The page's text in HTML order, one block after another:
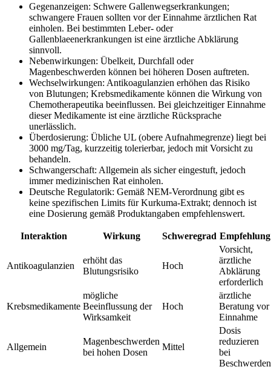
Gegenanzeigen: Schwere Gallenwegserkrankungen;
schwangere Frauen sollten vor der Einnahme ärztlichen Rat
einholen. Bei bestimmten Leber- oder
Gallenblaeenerkrankungen ist eine ärztliche Abklärung
sinnvoll.
Nebenwirkungen: Übelkeit, Durchfall oder
Magenbeschwerden können bei höheren Dosen auftreten.
Wechselwirkungen: Antikoagulanzien erhöhen das Risiko
von Blutungen; Krebsmedikamente können die Wirkung von
Chemotherapeutika beeinflussen. Bei gleichzeitiger Einnahme
dieser Medikamente ist eine ärztliche Rücksprache
unerlässlich.
Überdosierung: Übliche UL (obere Aufnahmegrenze) liegt bei
3000 mg/Tag, kurzzeitig tolerierbar, jedoch mit Vorsicht zu
behandeln.
Schwangerschaft: Allgemein als sicher eingestuft, jedoch
immer medizinischen Rat einholen.
Deutsche Regulatorik: Gemäß NEM-Verordnung gibt es
keine spezifischen Limits für Kurkuma-Extrakt; dennoch ist
eine Dosierung gemäß Produktangaben empfehlenswert.
Interaktion Wirkung Schweregrad Empfehlung
Antikoagulanzien
erhöht das
Blutungsrisiko
Hoch
Vorsicht,
ärztliche
Abklärung
erforderlich
Krebsmedikamente
mögliche
Beeinflussung der
Wirksamkeit
Hoch
ärztliche
Beratung vor
Einnahme
Allgemein
Magenbeschwerden
bei hohen Dosen
Mittel
Dosis
reduzieren
bei
Beschwerden